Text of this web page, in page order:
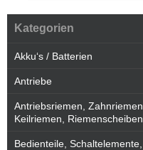
Kategorien
Akku‘s / Batterien
Antriebe
Antriebsriemen, Zahnriemen,
Keilriemen, Riemenscheiben
Bedienteile, Schaltelemente,